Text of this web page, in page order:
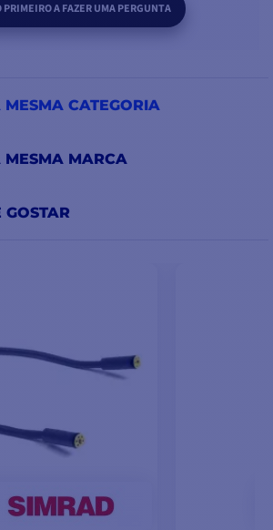
PRIMEIRO A FAZER UMA PERGUNTA
CATEGORIA
MESMA MARCA